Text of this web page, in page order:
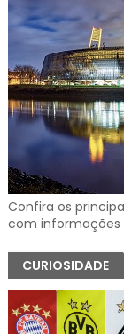
Confira os
com
CURIOSIDADE